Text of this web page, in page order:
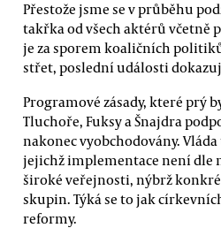
Přestože jsme se v průběhu
takřka od všech aktérů včetně
je za sporem koaličních
střet, poslední události
Programové zásady, které prý
Tluchoře, Fuksy a Šnajdra
nakonec vyobchodovány.
jejichž implementace není dle
široké veřejnosti, nýbrž
skupin. Týká se to jak
reformy.